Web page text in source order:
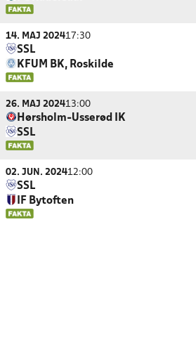
14. MAJ 202417:30
SSL
KFUM BK, Roskilde
26. MAJ 202413:00
Hørsholm-Usserød IK
SSL
02. JUN. 202412:00
SSL
IF Bytoften